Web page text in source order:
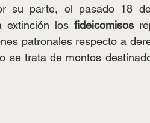
su parte, el pasado 18
extinción los fideicomisos
patronales respecto a
se trata de montos